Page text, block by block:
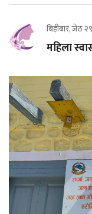
बिहीबार, जेठ
महिला